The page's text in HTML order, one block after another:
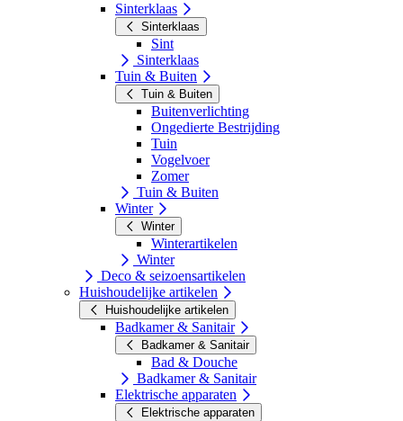
Sinterklaas
Sinterklaas
Sint
Sinterklaas
Tuin & Buiten
Tuin & Buiten
Buitenverlichting
Ongedierte Bestrijding
Tuin
Vogelvoer
Zomer
Tuin & Buiten
Winter
Winter
Winterartikelen
Winter
Deco & seizoensartikelen
Huishoudelijke artikelen
Huishoudelijke artikelen
Badkamer & Sanitair
Badkamer & Sanitair
Bad & Douche
Badkamer & Sanitair
Elektrische apparaten
Elektrische apparaten